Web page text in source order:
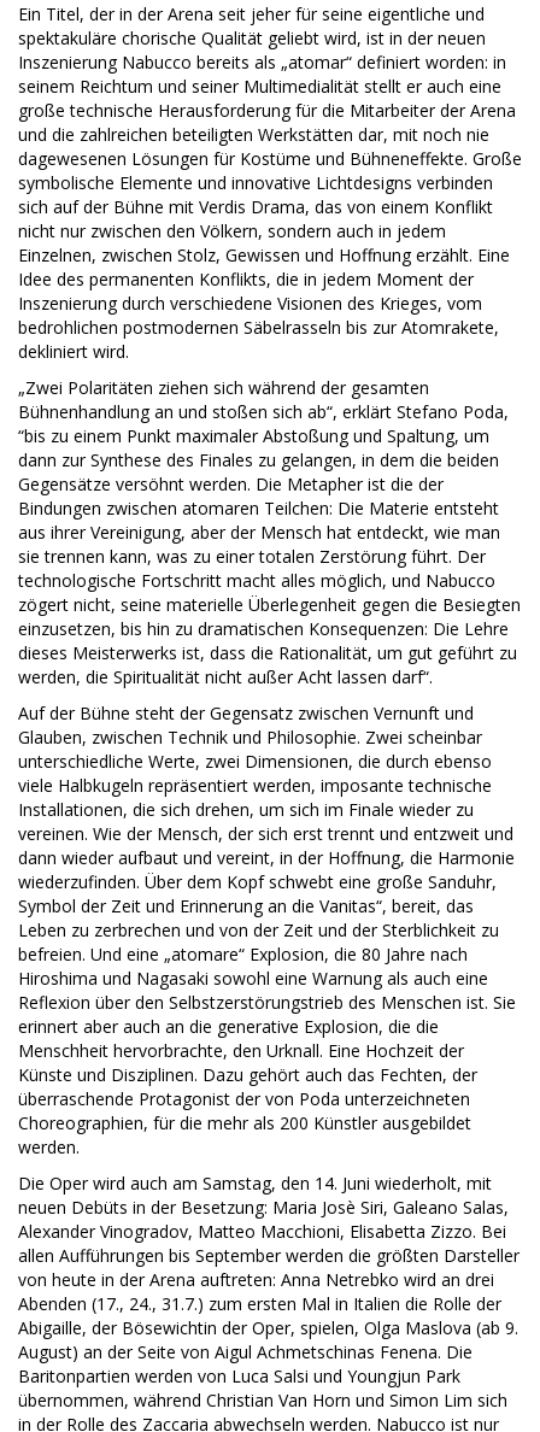
Ein Titel, der in der Arena seit jeher für seine eigentliche und
spektakuläre chorische Qualität geliebt wird, ist in der neuen
Inszenierung Nabucco bereits als „atomar“ definiert worden: in
seinem Reichtum und seiner Multimedialität stellt er auch eine
große technische Herausforderung für die Mitarbeiter der Arena
und die zahlreichen beteiligten Werkstätten dar, mit noch nie
dagewesenen Lösungen für Kostüme und Bühneneffekte. Große
symbolische Elemente und innovative Lichtdesigns verbinden
sich auf der Bühne mit Verdis Drama, das von einem Konflikt
nicht nur zwischen den Völkern, sondern auch in jedem
Einzelnen, zwischen Stolz, Gewissen und Hoffnung erzählt. Eine
Idee des permanenten Konflikts, die in jedem Moment der
Inszenierung durch verschiedene Visionen des Krieges, vom
bedrohlichen postmodernen Säbelrasseln bis zur Atomrakete,
dekliniert wird.
„Zwei Polaritäten ziehen sich während der gesamten
Bühnenhandlung an und stoßen sich ab“, erklärt Stefano Poda,
“bis zu einem Punkt maximaler Abstoßung und Spaltung, um
dann zur Synthese des Finales zu gelangen, in dem die beiden
Gegensätze versöhnt werden. Die Metapher ist die der
Bindungen zwischen atomaren Teilchen: Die Materie entsteht
aus ihrer Vereinigung, aber der Mensch hat entdeckt, wie man
sie trennen kann, was zu einer totalen Zerstörung führt. Der
technologische Fortschritt macht alles möglich, und Nabucco
zögert nicht, seine materielle Überlegenheit gegen die Besiegten
einzusetzen, bis hin zu dramatischen Konsequenzen: Die Lehre
dieses Meisterwerks ist, dass die Rationalität, um gut geführt zu
werden, die Spiritualität nicht außer Acht lassen darf“.
Auf der Bühne steht der Gegensatz zwischen Vernunft und
Glauben, zwischen Technik und Philosophie. Zwei scheinbar
unterschiedliche Werte, zwei Dimensionen, die durch ebenso
viele Halbkugeln repräsentiert werden, imposante technische
Installationen, die sich drehen, um sich im Finale wieder zu
vereinen. Wie der Mensch, der sich erst trennt und entzweit und
dann wieder aufbaut und vereint, in der Hoffnung, die Harmonie
wiederzufinden. Über dem Kopf schwebt eine große Sanduhr,
Symbol der Zeit und Erinnerung an die Vanitas“, bereit, das
Leben zu zerbrechen und von der Zeit und der Sterblichkeit zu
befreien. Und eine „atomare“ Explosion, die 80 Jahre nach
Hiroshima und Nagasaki sowohl eine Warnung als auch eine
Reflexion über den Selbstzerstörungstrieb des Menschen ist. Sie
erinnert aber auch an die generative Explosion, die die
Menschheit hervorbrachte, den Urknall. Eine Hochzeit der
Künste und Disziplinen. Dazu gehört auch das Fechten, der
überraschende Protagonist der von Poda unterzeichneten
Choreographien, für die mehr als 200 Künstler ausgebildet
werden.
Die Oper wird auch am Samstag, den 14. Juni wiederholt, mit
neuen Debüts in der Besetzung: Maria Josè Siri, Galeano Salas,
Alexander Vinogradov, Matteo Macchioni, Elisabetta Zizzo. Bei
allen Aufführungen bis September werden die größten Darsteller
von heute in der Arena auftreten: Anna Netrebko wird an drei
Abenden (17., 24., 31.7.) zum ersten Mal in Italien die Rolle der
Abigaille, der Bösewichtin der Oper, spielen, Olga Maslova (ab 9.
August) an der Seite von Aigul Achmetschinas Fenena. Die
Baritonpartien werden von Luca Salsi und Youngjun Park
übernommen, während Christian Van Horn und Simon Lim sich
in der Rolle des Zaccaria abwechseln werden. Nabucco ist nur